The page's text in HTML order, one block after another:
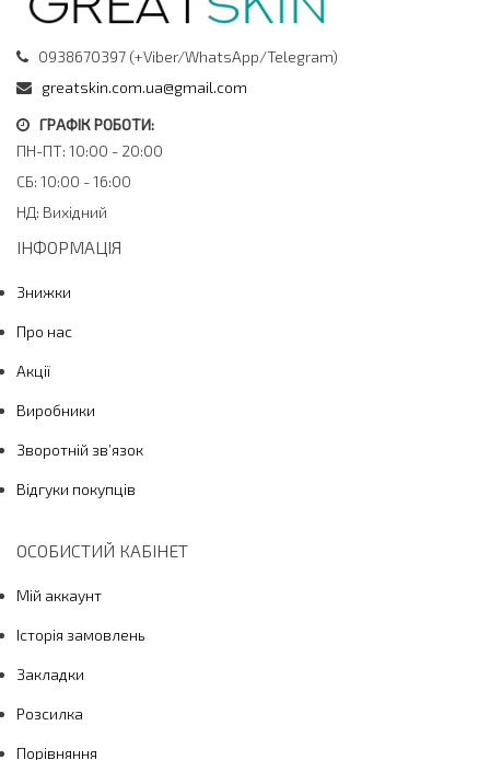
0938670397 (+Viber/WhatsApp/Telegram)
greatskin.com.ua@gmail.com
ГРАФІК РОБОТИ:
ПН-ПТ: 10:00 - 20:00
СБ: 10:00 - 16:00
НД: Вихідний
ІНФОРМАЦІЯ
Знижки
Про нас
Акції
Виробники
Зворотній зв’язок
Відгуки покупців
ОСОБИСТИЙ КАБІНЕТ
Мій аккаунт
Історія замовлень
Закладки
Розсилка
Порівняння